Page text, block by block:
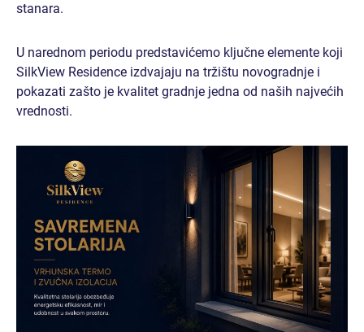
JEDNOSOBAN STAN III
JEDNOSOBAN STAN IV (RASPRODATO)
JEDNOSOBAN STAN V (RASPRODATO)
JEDNOSOBAN STAN VI (RASPRODATO)
DVOSOBAN
DVOSOBAN STAN I (RASPRODATO)
stanara.
U narednom periodu predstavićemo ključne elemente koji
SilkView Residence izdvajaju na tržištu novogradnje i
pokazati zašto je kvalitet gradnje jedna od naših najvećih
vrednosti.